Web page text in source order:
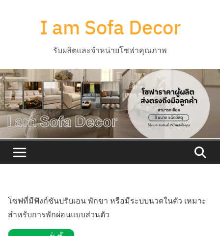
I am Sofa Decor
รับผลิตและจำหน่ายโซฟาคุณภาพ
โซฟที่มีฟังก์ชันปรับเอน พักขา หรือมีระบบนวดในตัว เหมาะ
สำหรับการพักผ่อนแบบส่วนตัว